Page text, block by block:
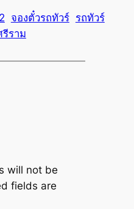
จองตั๋วรถทัวร์ รถทัวร์
ราม
will not be
fields are